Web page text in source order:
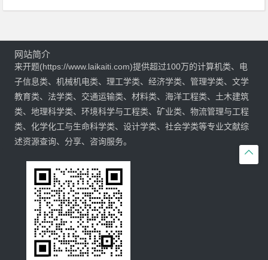

网站简介
来开题(https://www.laikaiti.com)提供超过100万的计算机类、电
子信息类、机械机电类、理工学类、经济学类、管理学类、文学
教育类、法学类、交通运输类、材料类、海洋工程类、土木建筑
类、地理科学类、环境科学与工程类、矿业类、物流管理与工程
类、化学化工与生命科学类、设计学类、社会学类等专业文献综
述资源查询、分享、咨询服务。